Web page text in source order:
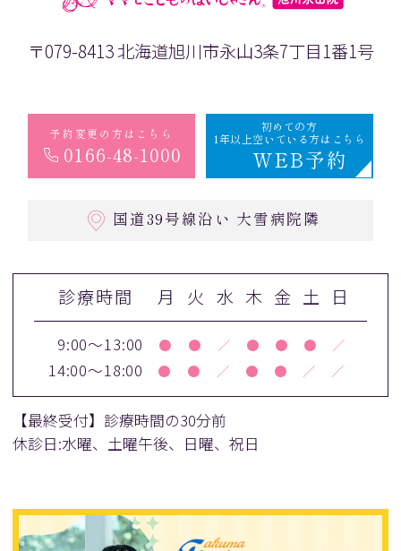
〒079-8413 北海道旭川市永山3条7丁目1番1号
予約変更の方はこちら
0166-48-1000
初めての方
1年以上空いている方はこちら
WEB予約
国道39号線沿い 大雪病院隣
診療時間 月 火 水 木 金 土 日
9:00～13:00 ● ● ／ ● ● ● ／
14:00～18:00 ● ● ／ ● ● ／ ／
【最終受付】診療時間の30分前
休診日:水曜、土曜午後、日曜、祝日